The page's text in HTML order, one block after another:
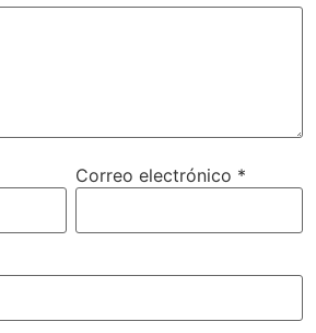
Correo electrónico *